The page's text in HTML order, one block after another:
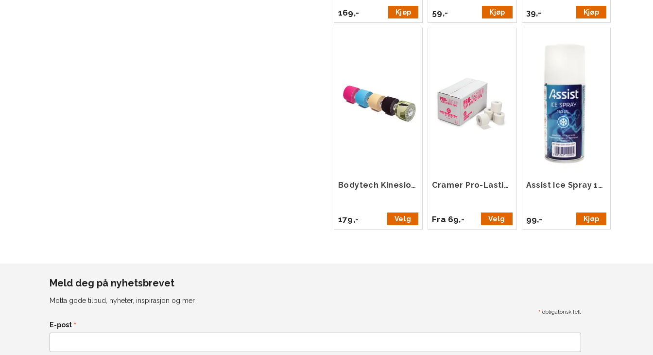
169,- Kjøp 59,- Kjøp 39,- Kjøp
Bodytech Kinesiology Tape 5cm x 5m
179,- Velg
Cramer Pro-Lastic Tear Stretch Tape
Fra 69,- Velg
Assist Ice Spray 150 ml
99,- Kjøp
Meld deg på nyhetsbrevet
Motta gode tilbud, nyheter, inspirasjon og mer.
* obligatorisk felt
E-post *